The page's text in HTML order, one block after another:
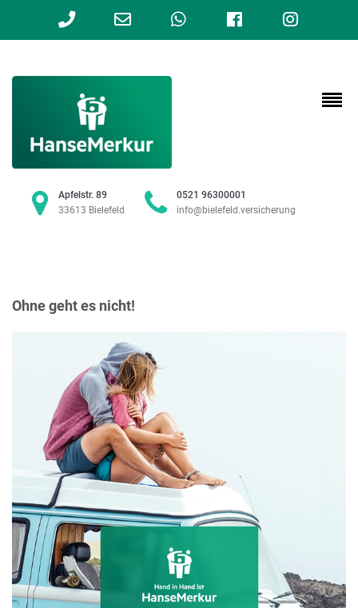
Apfelstr. 89
33613 Bielefeld
0521 96300001
info@bielefeld.versicherung
Ohne geht es nicht!
Phone
calling
Email
WhatsAppFacebook